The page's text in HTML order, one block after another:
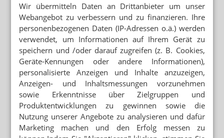
Wir übermitteln Daten an Drittanbieter um unser
Webangebot zu verbessern und zu finanzieren. Ihre
personenbezogenen Daten (IP-Adressen o.ä.) werden
verwendet, um Informationen auf Ihrem Gerät zu
speichern und /oder darauf zugreifen (z. B. Cookies,
Geräte-Kennungen oder andere Informationen),
personalisierte Anzeigen und Inhalte anzuzeigen,
Anzeigen- und Inhaltsmessungen vorzunehmen
sowie Erkenntnisse über Zielgruppen und
Produktentwicklungen zu gewinnen sowie die
Nutzung unserer Angebote zu analysieren und dafür
Marketing machen und den Erfolg messen zu
REPETITORIUM BIPOLARE STÖRUNGEN
Vorsicht bei Lithium und NSAR
ANTITHROMBOTIKA
ASS: Neue Wirkung entdeckt
REPETITORIUM ANALGETIKA
Vorsicht bei ASS und Glibenclamid
REPETITORIUM BLUTGERINNUNG
Vorsicht bei ASS und Vitamin E